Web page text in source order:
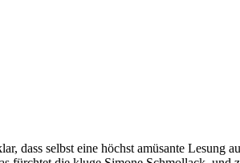
dass selbst eine höchst amüsante Lesung